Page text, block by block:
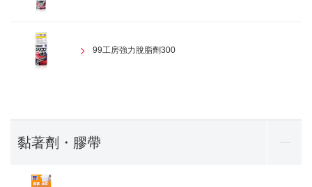
99工房強力脫脂劑300
黏著劑・膠帶